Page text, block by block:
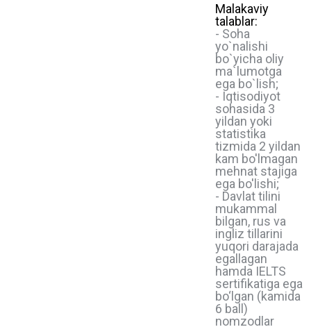
Malakaviy
talablar:
- Soha
yo`nalishi
bo`yicha oliy
ma`lumotga
ega bo`lish;
- Iqtisodiyot
sohasida 3
yildan yoki
statistika
tizmida 2 yildan
kam bo'lmagan
mehnat stajiga
ega bo'lishi;
- Davlat tilini
mukammal
bilgan, rus va
ingliz tillarini
yuqori darajada
egallagan
hamda IELTS
sertifikatiga ega
bo‘lgan (kamida
6 ball)
nomzodlar